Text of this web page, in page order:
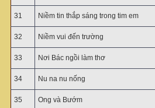
31 Niềm tin thắp sáng trong tim em
32 Niềm vui đến trường
33 Nơi Bác ngồi làm thơ
34 Nu na nu nống
35 Ong và Bướm